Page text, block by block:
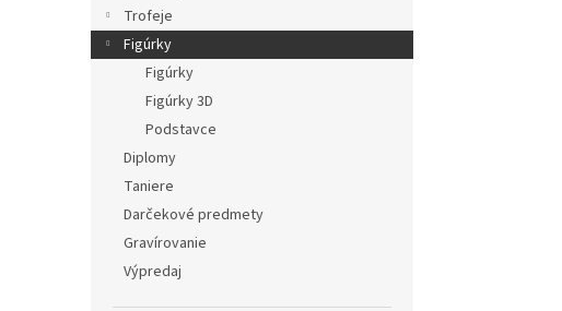
Trofeje
Figúrky
Figúrky
Figúrky 3D
Podstavce
Diplomy
Taniere
Darčekové predmety
Gravírovanie
Výpredaj